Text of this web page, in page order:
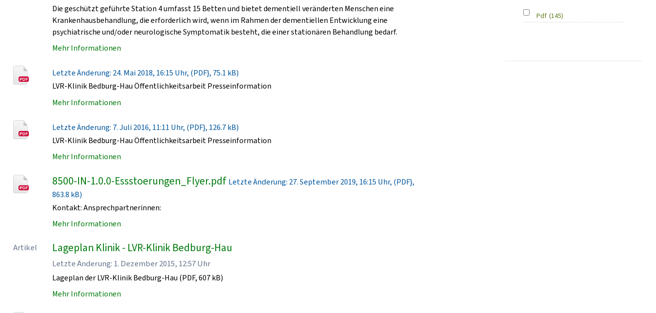
Die geschützt geführte Station 4 umfasst 15 Betten und bietet dementiell veränderten Menschen eine
Krankenhausbehandlung, die erforderlich wird, wenn im Rahmen der dementiellen Entwicklung eine
psychiatrische und/oder neurologische Symptomatik besteht, die einer stationären Behandlung bedarf.
Mehr Informationen
Letzte Änderung: 24. Mai 2018, 16:15 Uhr, (PDF}, 75.1 kB)
LVR-Klinik Bedburg-Hau Öffentlichkeitsarbeit Presseinformation
Mehr Informationen
Letzte Änderung: 7. Juli 2016, 11:11 Uhr, (PDF}, 126.7 kB)
LVR-Klinik Bedburg-Hau Öffentlichkeitsarbeit Presseinformation
Mehr Informationen
8500-IN-1.0.0-Essstoerungen_Flyer.pdf Letzte Änderung: 27. September 2019, 16:15 Uhr, (PDF},
863.8 kB)
Kontakt: Ansprechpartnerinnen:
Mehr Informationen
Artikel Lageplan Klinik - LVR-Klinik Bedburg-Hau
Letzte Änderung: 1. Dezember 2015, 12:57 Uhr
Lageplan der LVR-Klinik Bedburg-Hau (PDF, 607 kB)
Mehr Informationen
Pdf (145)